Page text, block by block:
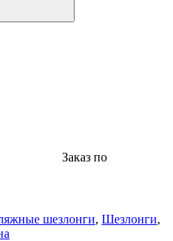
Заказ по
шезлонги, Шезлонги,